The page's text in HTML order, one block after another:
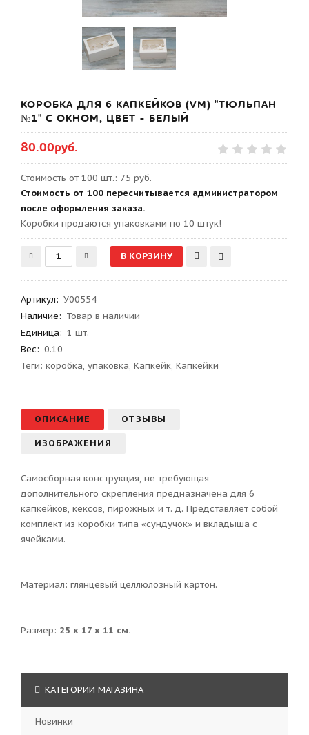
КОРОБКА ДЛЯ 6 КАПКЕЙКОВ (VM) "ТЮЛЬПАН
№1" С ОКНОМ, ЦВЕТ - БЕЛЫЙ
80.00руб.
Стоимость от 100 шт.: 75 руб.
Стоимость от 100 пересчитывается администратором
после оформления заказа.
Kоробки продаются упаковками по 10 штук!
Артикул: У00554
Наличие: Товар в наличии
Единица: 1 шт.
Вес: 0.10
Теги: коробка, упаковка, Капкейк, Капкейки
ОПИСАНИЕ ОТЗЫВЫ
ИЗОБРАЖЕНИЯ
Самосборная конструкция, не требующая
дополнительного скрепления предназначена для 6
капкейков, кексов, пирожных и т. д. Представляет собой
комплект из коробки типа «сундучок» и вкладыша с
ячейками.
Материал: глянцевый целлюлозный картон.
Размер: 25 х 17 х 11 см.
КАТЕГОРИИ МАГАЗИНА
Новинки